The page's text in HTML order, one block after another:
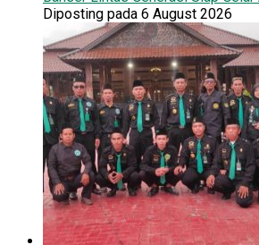
Diposting pada 6 August 2026